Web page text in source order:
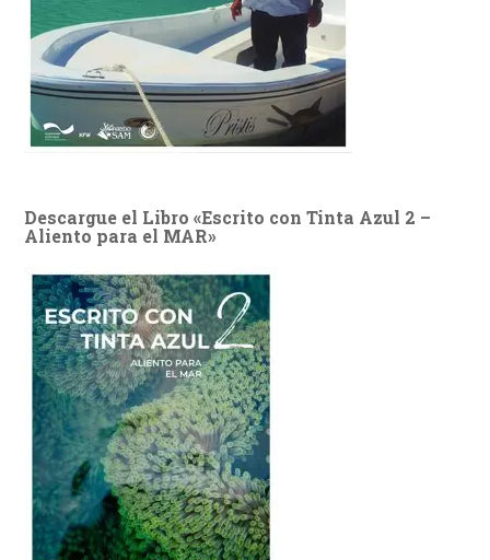
Descargue el Libro «Escrito con Tinta Azul 2 –
Aliento para el MAR»